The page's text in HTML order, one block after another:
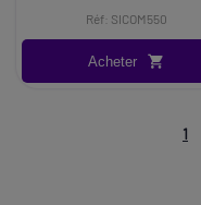
Réf: SICOM550
Acheter
1